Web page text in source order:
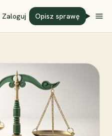
Zaloguj Opisz sprawę